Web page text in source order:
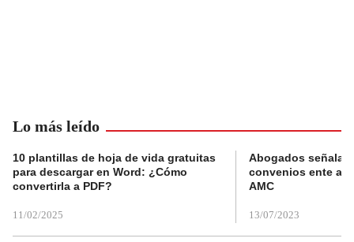
Lo más leído
10 plantillas de hoja de vida gratuitas
para descargar en Word: ¿Cómo
convertirla a PDF?
11/02/2025
Abogados
convenios ente
AMC
13/07/2023